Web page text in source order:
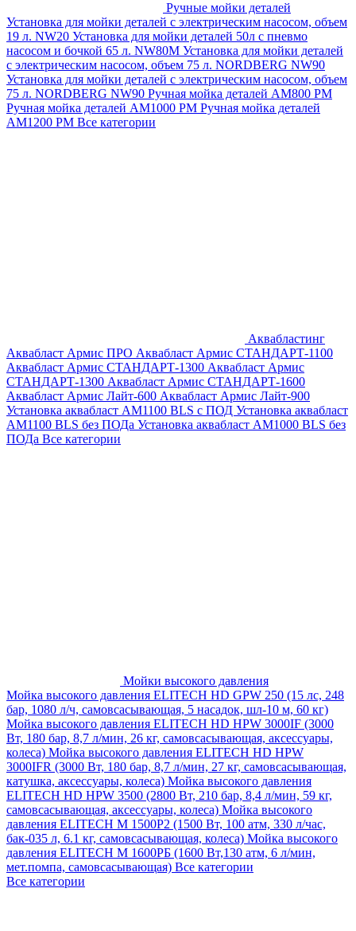
Ручные мойки деталей
Установка для мойки деталей с электрическим насосом, объем
19 л. NW20 Установка для мойки деталей 50л с пневмо
насосом и бочкой 65 л. NW80M Установка для мойки деталей
с электрическим насосом, объем 75 л. NORDBERG NW90
Установка для мойки деталей с электрическим насосом, объем
75 л. NORDBERG NW90 Ручная мойка деталей АМ800 РМ
Ручная мойка деталей АМ1000 РМ Ручная мойка деталей
АМ1200 РМ Все категории
Аквабластинг
Аквабласт Армис ПРО Аквабласт Армис СТАНДАРТ-1100
Аквабласт Армис СТАНДАРТ-1300 Аквабласт Армис
СТАНДАРТ-1300 Аквабласт Армис СТАНДАРТ-1600
Аквабласт Армис Лайт-600 Аквабласт Армис Лайт-900
Установка аквабласт AM1100 BLS с ПОД Установка аквабласт
AM1100 BLS без ПОДа Установка аквабласт AM1000 BLS без
ПОДа Все категории
Мойки высокого давления
Мойка высокого давления ELITECH HD GPW 250 (15 лс, 248
бар, 1080 л/ч, самовсасывающая, 5 насадок, шл-10 м, 60 кг)
Мойка высокого давления ELITECH HD HPW 3000IF (3000
Вт, 180 бар, 8,7 л/мин, 26 кг, самовсасывающая, аксессуары,
колеса) Мойка высокого давления ELITECH HD HPW
3000IFR (3000 Вт, 180 бар, 8,7 л/мин, 27 кг, самовсасывающая,
катушка, аксессуары, колеса) Мойка высокого давления
ELITECH HD HPW 3500 (2800 Вт, 210 бар, 8,4 л/мин, 59 кг,
самовсасывающая, аксессуары, колеса) Мойка высокого
давления ELITECH M 1500P2 (1500 Вт, 100 атм, 330 л/час,
бак-035 л, 6.1 кг, самовсасывающая, колеса) Мойка высокого
давления ELITECH М 1600РБ (1600 Вт,130 атм, 6 л/мин,
мет.помпа, самовсасывающая) Все категории
Все категории